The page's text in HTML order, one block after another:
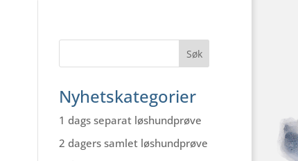
Nyhetskategorier
1 dags separat løshundprøve
2 dagers samlet løshundprøve